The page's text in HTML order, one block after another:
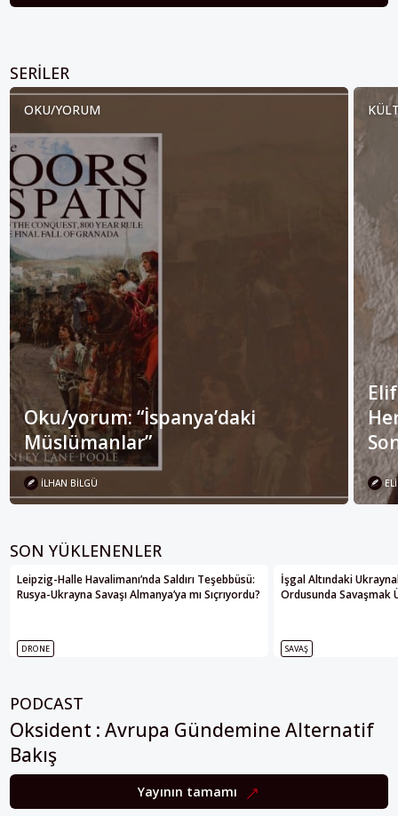
SERILER
OKU/YORUM
Oku/yorum: “İspanya’daki
Müslümanlar”
İLHAN BILGÜ
SON YÜKLENENLER
Leipzig-Halle Havalimanı’nda Saldırı Teşebbüsü:
Rusya-Ukrayna Savaşı Almanya’ya mı Sıçrıyordu?
DRONE
İşgal Altındaki
Ordusunda Savaşmak
SAVAŞ
PODCAST
Oksident : Avrupa Gündemine Alternatif
Bakış
Yayının tamamı